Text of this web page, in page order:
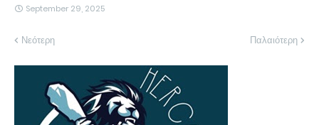
September 29, 2025
Νεότερη Παλαιότερη